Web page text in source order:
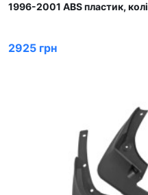
1996-2001 ABS пластик,
2925 грн